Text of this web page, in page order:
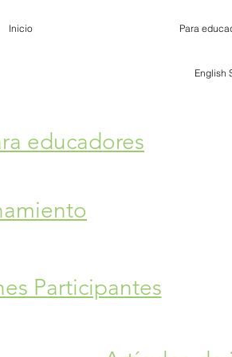
Inicio Para
English
educadores
Participantes